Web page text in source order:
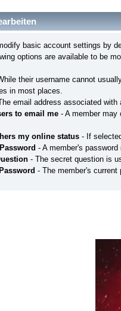
basic account settings by
options are available to be
their username cannot
in most places.
email address associated with
to email me - A member
my online status - If
- A member's
- The secret question is
- The member's current